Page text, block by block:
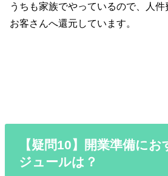
うちも家族でやっているので、人
お客さんへ還元しています。
【疑問10】開業準備に
ジュールは？